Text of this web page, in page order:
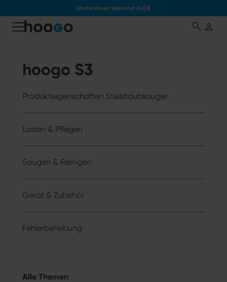
Kostenloser Versand in DE
hoogo S3
Produkteigenschaften Stielstaubsauger
Laden & Pflegen
Saugen & Reinigen
Gerät & Zubehör
Fehlerbehebung
Alle Themen